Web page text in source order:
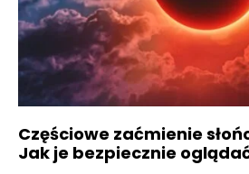
Częściowe zaćmienie
Jak je bezpiecznie